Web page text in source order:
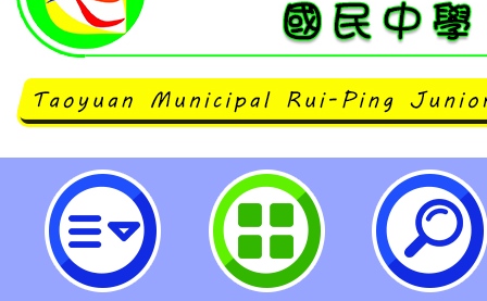
桃園市教師會研習115年1月各項
立瑞坪國民中學